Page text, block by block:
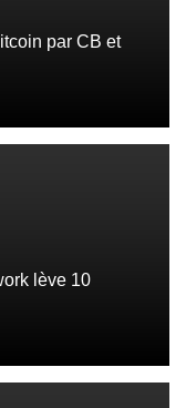
par CB et
lève 10